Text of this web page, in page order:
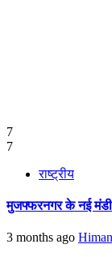
7
7
राष्ट्रीय
मुजफ्फरनगर के नई
3 months ago